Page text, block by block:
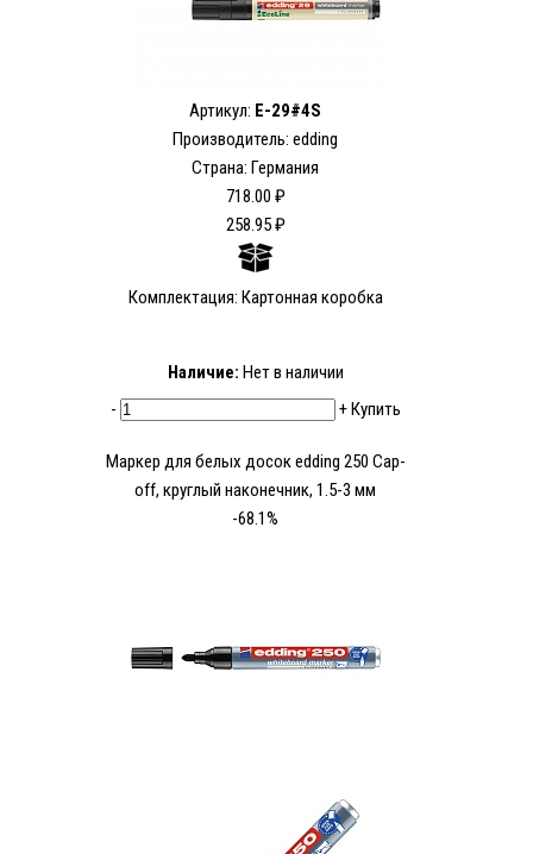
Артикул: E-29#4S
Производитель: edding
Страна: Германия
718.00 ₽
258.95 ₽
Комплектация: Картонная коробка
Наличие: Нет в наличии
-
+Купить
Маркер для белых досок edding 250 Cap-
off, круглый наконечник, 1.5-3 мм
-68.1%